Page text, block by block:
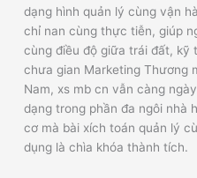
dạng hình quản lý cùng vận
chỉ nan cùng thực tiễn, giúp
cùng điều độ giữa trái đất, kỹ
chưa gian Marketing Thương
Nam, xs mb cn vẫn càng
dạng trong phần đa ngôi nhà
cơ mà bài xích toán quản lý
dụng là chìa khóa thành tích.